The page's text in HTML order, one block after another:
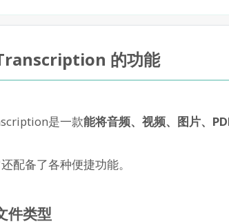
的功能
是一款能将音频、视频、图片、
配备了各种便捷功能。
件类型